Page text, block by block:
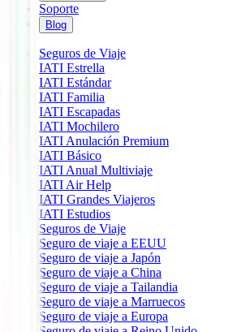
Soporte
Blog
Seguros de Viaje
IATI Estrella
IATI Estándar
IATI Familia
IATI Escapadas
IATI Mochilero
IATI Anulación Premium
IATI Básico
IATI Anual Multiviaje
IATI Air Help
IATI Grandes Viajeros
IATI Estudios
Seguros de Viaje
Seguro de viaje a EEUU
Seguro de viaje a Japón
Seguro de viaje a China
Seguro de viaje a Tailandia
Seguro de viaje a Marruecos
Seguro de viaje a Europa